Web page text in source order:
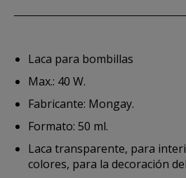
Laca para bombillas
Max.: 40 W.
Fabricante: Mongay.
Formato: 50 ml.
Laca transparente, para
colores, para la decoración